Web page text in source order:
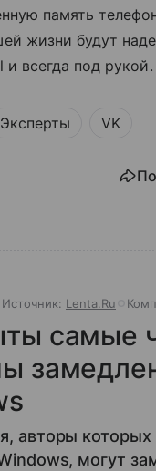
память
жизни будут
и всегда под рукой.
Эксперты VK
Источник: Lenta.Ru
самые
авторы
могут